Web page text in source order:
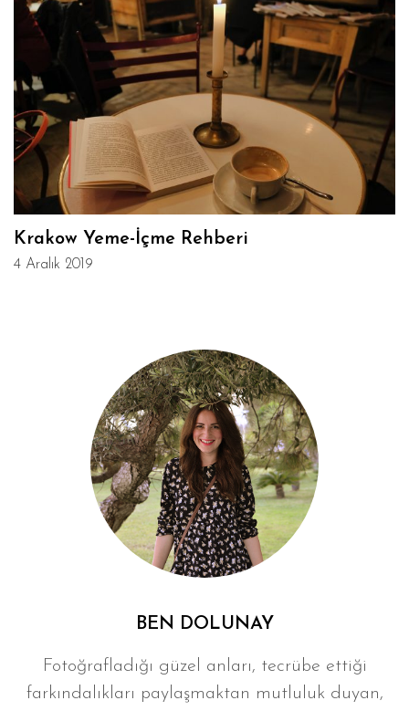
Krakow Yeme-İçme Rehberi
4 Aralık 2019
BEN DOLUNAY
Fotoğrafladığı güzel anları, tecrübe ettiği
farkındalıkları paylaşmaktan mutluluk duyan,